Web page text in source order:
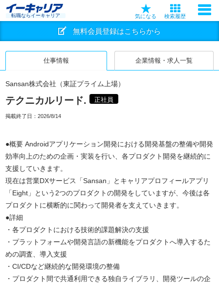
転職ならイーキャリア 気になる 検索履歴
無料会員登録はこちらから
仕事情報 企業情報・求人一覧
Sansan株式会社（東証プライム上場）
テクニカルリード. 正社員
掲載終了日： 2026/8/14
●概要 Androidアプリケーション開発における開発基盤の整備や開発
効率向上のための企画・実装を行い、各プロダクト開発を継続的に
支援していきます。
現在は営業DXサービス「Sansan」とキャリアプロフィールアプリ
「Eight」という2つのプロダクトの開発をしていますが、今後は各
プロダクトに横断的に関わって開発者を支えていきます。
●詳細
・各プロダクトにおける技術的課題解決の支援
・プラットフォームや開発言語の新機能をプロダクトへ導入するた
めの調査、導入支援
・CI/CDなど継続的な開発環境の整備
・プロダクト間で共通利用できる独自ライブラリ、開発ツールの企